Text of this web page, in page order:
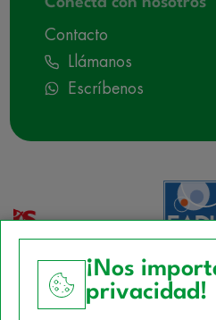
Contacto
Llámanos
Escríbenos
¡Nos
privacidad!